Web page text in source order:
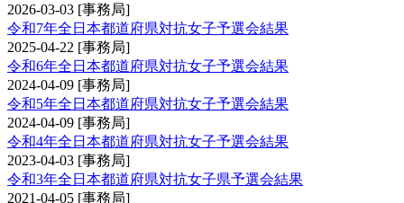
2026-03-03 [事務局]
令和7年全日本都道府県対抗女子予選会結果
2025-04-22 [事務局]
令和6年全日本都道府県対抗女子予選会結果
2024-04-09 [事務局]
令和5年全日本都道府県対抗女子予選会結果
2024-04-09 [事務局]
令和4年全日本都道府県対抗女子予選会結果
2023-04-03 [事務局]
令和3年全日本都道府県対抗女子県予選会結果
2021-04-05 [事務局]